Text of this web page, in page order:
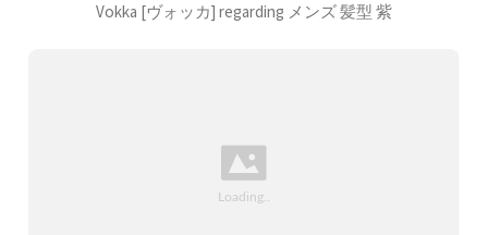
Vokka [ヴォッカ] regarding メンズ 髪型 紫